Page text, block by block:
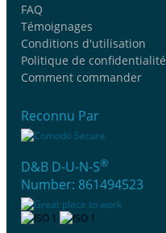
FAQ
Témoignages
Conditions d'utilisation
Politique de confidentialité
Comment commander
Reconnu Par
D&B D-U-N-S®
Number: 861494523